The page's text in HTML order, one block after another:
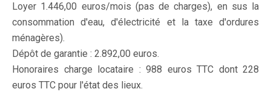
Loyer 1.446,00 euros/mois (pas de charges), en sus la
consommation d'eau, d'électricité et la taxe d'ordures
ménagères).
Dépôt de garantie : 2.892,00 euros.
Honoraires charge locataire : 988 euros TTC dont 228
euros TTC pour l'état des lieux.